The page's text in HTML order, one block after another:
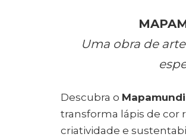
Uma obra de
Descubra o
transforma lápis de cor
criatividade e